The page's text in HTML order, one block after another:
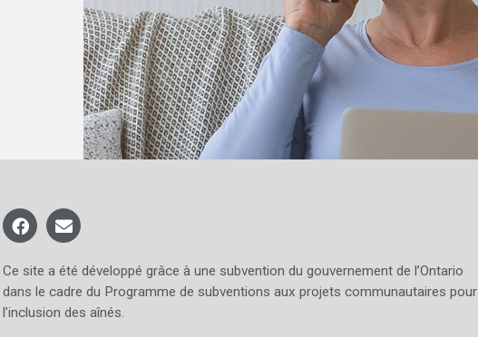
Ce site a été développé grâce à une subvention du gouvernement de l’Ontario
dans le cadre du Programme de subventions aux projets communautaires pour
l’inclusion des aînés.